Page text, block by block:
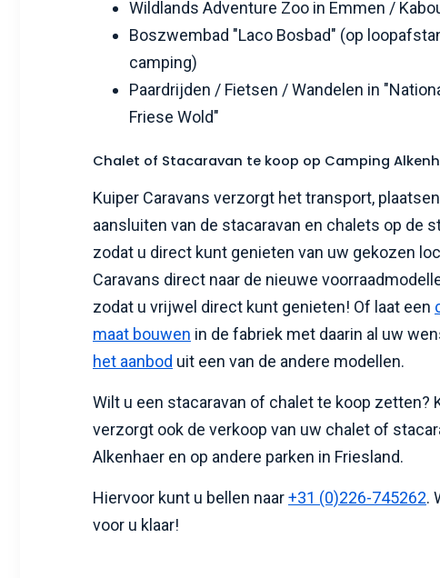
Wildlands Adventure Zoo in Emmen /
Boszwembad "Laco Bosbad" (op
camping)
Paardrijden / Fietsen / Wandelen in
Friese Wold"
Chalet of Stacaravan te koop op Camping
Kuiper Caravans verzorgt het transport,
aansluiten van de stacaravan en chalets op de
zodat u direct kunt genieten van uw gekozen
Caravans direct naar de nieuwe
zodat u vrijwel direct kunt genieten! Of laat een
maat bouwen in de fabriek met daarin al uw
het aanbod uit een van de andere modellen.
Wilt u een stacaravan of chalet te koop zetten?
verzorgt ook de verkoop van uw chalet of
Alkenhaer en op andere parken in Friesland.
Hiervoor kunt u bellen naar+31 (0)226-745262.
voor u klaar!